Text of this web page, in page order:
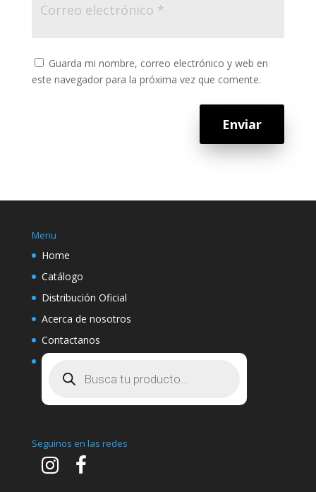
Guarda mi nombre, correo electrónico y web en
este navegador para la próxima vez que comente.
Enviar
Menu
Home
Catálogo
Distribución Oficial
Acerca de nosotros
Contactanos
Seguinos en las redes